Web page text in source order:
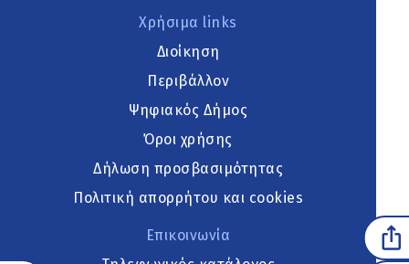
Χρήσιμα links
Διοίκηση
Περιβάλλον
Ψηφιακός Δήμος
Όροι χρήσης
Δήλωση προσβασιμότητας
Πολιτική απορρήτου και cookies
Επικοινωνία